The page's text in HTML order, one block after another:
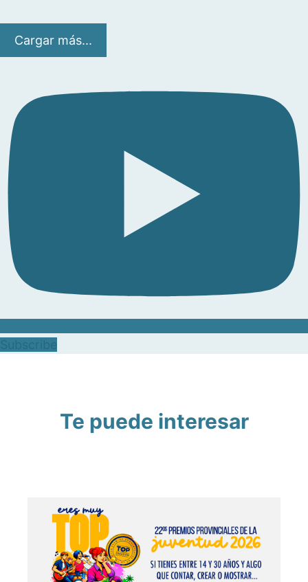
Cargar más...
Te puede interesar